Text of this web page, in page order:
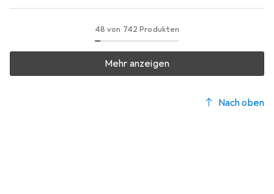
48 von 742 Produkten
Mehr anzeigen
Nach oben